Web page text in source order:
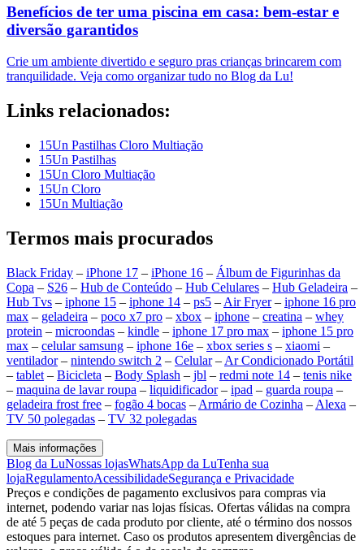
Benefícios de ter uma piscina em casa: bem-estar e
diversão garantidos
Crie um ambiente divertido e seguro pras crianças brincarem com
tranquilidade. Veja como organizar tudo no Blog da Lu!
Links relacionados:
15Un Pastilhas Cloro Multiação
15Un Pastilhas
15Un Cloro Multiação
15Un Cloro
15Un Multiação
Termos mais procurados
Black Friday – iPhone 17 – iPhone 16 – Álbum de Figurinhas da
Copa – S26 – Hub de Conteúdo – Hub Celulares – Hub Geladeira –
Hub Tvs – iphone 15 – iphone 14 – ps5 – Air Fryer– iphone 16 pro
max – geladeira – poco x7 pro – xbox – iphone – creatina – whey
protein – microondas – kindle – iphone 17 pro max – iphone 15 pro
max – celular samsung – iphone 16e – xbox series s – xiaomi –
ventilador– nintendo switch 2 – Celular– Ar Condicionado Portátil
– tablet – Bicicleta – Body Splash – jbl – redmi note 14 – tenis nike
– maquina de lavar roupa – liquidificador– ipad – guarda roupa –
geladeira frost free – fogão 4 bocas – Armário de Cozinha – Alexa –
TV 50 polegadas – TV 32 polegadas
Mais informações
Blog da LuNossas lojasWhatsApp da LuTenha sua
lojaRegulamentoAcessibilidadeSegurança e Privacidade
Preços e condições de pagamento exclusivos para compras via
internet, podendo variar nas lojas físicas. Ofertas válidas na compra
de até 5 peças de cada produto por cliente, até o término dos nossos
estoques para internet. Caso os produtos apresentem divergências de